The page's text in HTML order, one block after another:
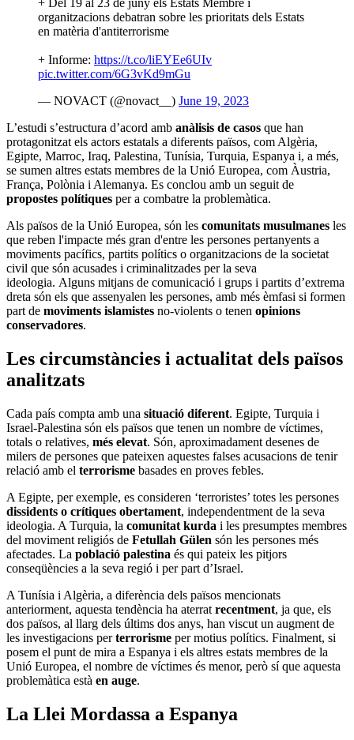
+ Del 19 al 23 de juny els Estats Membre i
organitzacions debatran sobre les prioritats dels Estats
en matèria d'antiterrorisme
+ Informe: https://t.co/liEYEe6UIv
pic.twitter.com/6G3vKd9mGu
— NOVACT (@novact__) June 19, 2023
L’estudi s’estructura d’acord amb anàlisis de casos que han
protagonitzat els actors estatals a diferents països, com Algèria,
Egipte, Marroc, Iraq, Palestina, Tunísia, Turquia, Espanya i, a més,
se sumen altres estats membres de la Unió Europea, com Àustria,
França, Polònia i Alemanya. Es conclou amb un seguit de
propostes polítiques per a combatre la problemàtica.
Als països de la Unió Europea, són les comunitats musulmanes les
que reben l'impacte més gran d'entre les persones pertanyents a
moviments pacífics, partits polítics o organitzacions de la societat
civil que són acusades i criminalitzades per la seva
ideologia. Alguns mitjans de comunicació i grups i partits d’extrema
dreta són els que assenyalen les persones, amb més èmfasi si formen
part de moviments islamistes no-violents o tenen opinions
conservadores.
Les circumstàncies i actualitat dels països
analitzats
Cada país compta amb una situació diferent. Egipte, Turquia i
Israel-Palestina són els països que tenen un nombre de víctimes,
totals o relatives, més elevat. Són, aproximadament desenes de
milers de persones que pateixen aquestes falses acusacions de tenir
relació amb el terrorisme basades en proves febles.
A Egipte, per exemple, es consideren ‘terroristes’ totes les persones
dissidents o crítiques obertament, independentment de la seva
ideologia. A Turquia, la comunitat kurda i les presumptes membres
del moviment religiós de Fetullah Gülen són les persones més
afectades. La població palestina és qui pateix les pitjors
conseqüències a la seva regió i per part d’Israel.
A Tunísia i Algèria, a diferència dels països mencionats
anteriorment, aquesta tendència ha aterrat recentment, ja que, els
dos països, al llarg dels últims dos anys, han viscut un augment de
les investigacions perterrorisme per motius polítics. Finalment, si
posem el punt de mira a Espanya i els altres estats membres de la
Unió Europea, el nombre de víctimes és menor, però sí que aquesta
problemàtica està en auge.
La Llei Mordassa a Espanya